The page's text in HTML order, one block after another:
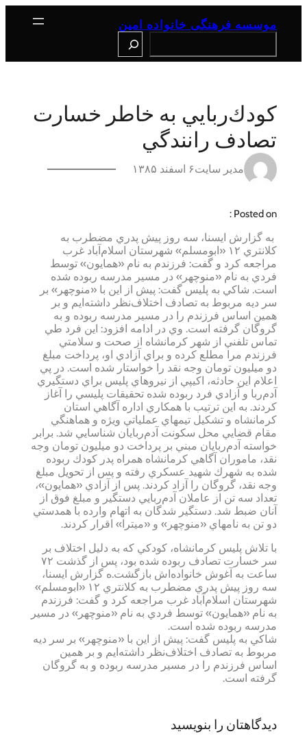
موسسه فرهنگی خانواده امین
كود‌ك‌ربايي به خاطر خسارت
تصادف رانندگي
مدیر سایت۶ اسفند ۱۳۸۵
Posted on :
به گزارش ايسنا، سه روز پيش پدري مضطرب به
كلانتري ۱۲ «ابومسلم» شهرستان اسلام‌آباد غرب
مراجعه كرد و گفت: فرزندم به نام «همايون» توسط
فردي به نام «منوچهر» در مسير مدرسه ربوده شده
است. شاكي به پليس گفت: پيش از اين با «منوچهر» بر
سر ديه مربوط به تصادف اختلاف‌نظر داشته‌ايم و بر
همين اساس فرزندم را در مسير مدرسه ربوده و به
گروگان گرفته است. وي در ادامه افزود: اين فرد طي
تماس تلفني از شهر كرمانشاه از صحت و سلامتي
فرزندم مرا مطلع كرده و براي آزادي او، پرداخت مبلغ
دو ميليون تومان وجه نقد را خواستار شده است. در پي
اعلام اين حادثه، اكيپي از نيروهاي پليس براي دستگيري
آدم‌ربا و آزادي فرد ربوده شده تحقيقات پليسي را آغاز
كردند. به اين ترتيب با همكاري اداره آگاهي استان
كرمانشاه و تشكيل تيمهاي عملياتي ويژه و هماهنگي
مقام قضايي محل سكونت آدم‌ربايان شناسايي شد. برابر
خواسته آدم‌ربايان مبني بر پرداخت دو ميليون تومان وجه
نقد، ماموران آگاهي كرمانشاه همراه پدر كودك ربوده
شده به شهرك شهيد عسكري رفته و پس از تحويل مبلغ
وجه نقد، گروگان را آزاد كردند. پس از آزادي «همايون»،
تعداد سه تن از عاملان آدم‌ربايي دستگير و مبلغ فوق از
آنان ضبط شد. دستگير شدگان به اتهام وارده با همدستي
دو تن به نامهاي «منوچهر» و «ميترا» اقرار كردند.
با تلاش پليس كرمانشاه، كودكي كه به دليل اختلاف بر
سر خسارت تصادف ربوده شده بود، پس از گذشت ۷۲
ساعت به آغوش خانواده‌اش بازگشت.ه گزارش ايسنا،
سه روز پيش پدري مضطرب به كلانتري ۱۲ «ابومسلم»
شهرستان اسلام‌آباد غرب مراجعه كرد و گفت: فرزندم
به نام «همايون» توسط فردي به نام «منوچهر» در مسير
مدرسه ربوده شده است.
شاكي به پليس گفت: پيش از اين با «منوچهر» بر سر ديه
مربوط به تصادف اختلاف‌نظر داشته‌ايم و بر همين
اساس فرزندم را در مسير مدرسه ربوده و به گروگان
گرفته است.
دیدگاهتان را بنویسید